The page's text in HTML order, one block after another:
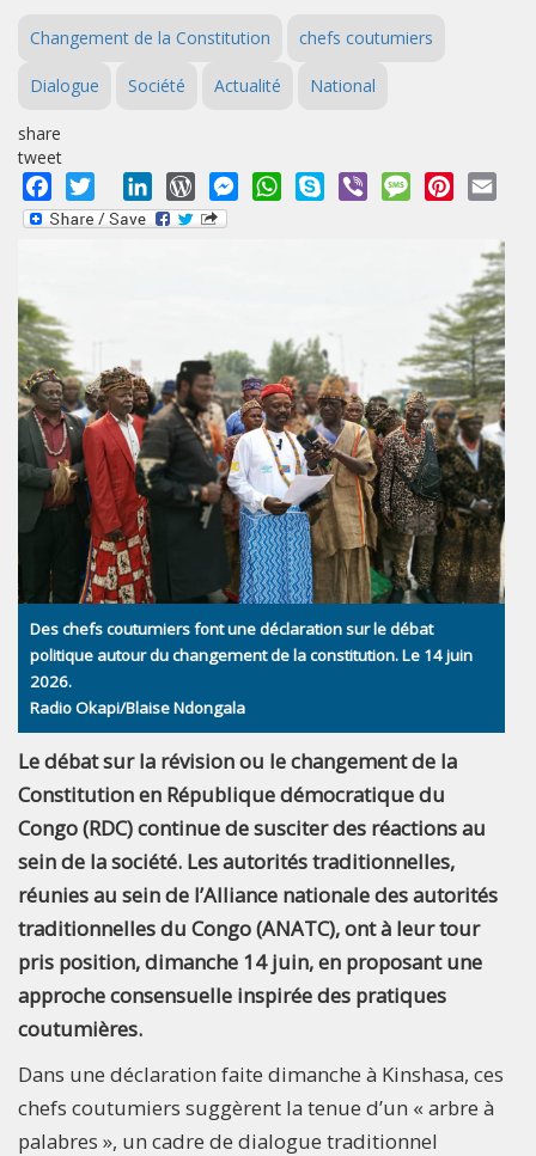
Changement de la Constitution chefs coutumiers
Dialogue Société Actualité National
share
tweet
Facebook
Twitter LinkedInWordPressMessengerWhatsApp
Skype Viber MessagePinterest
Des chefs coutumiers font une déclaration sur le débat
politique autour du changement de la constitution. Le 14 juin
2026.
Radio Okapi/Blaise Ndongala
Le débat sur la révision ou le changement de la
Constitution en République démocratique du
Congo (RDC) continue de susciter des réactions au
sein de la société. Les autorités traditionnelles,
réunies au sein de l’Alliance nationale des autorités
traditionnelles du Congo (ANATC), ont à leur tour
pris position, dimanche 14 juin, en proposant une
approche consensuelle inspirée des pratiques
coutumières.
Dans une déclaration faite dimanche à Kinshasa, ces
chefs coutumiers suggèrent la tenue d’un « arbre à
palabres », un cadre de dialogue traditionnel